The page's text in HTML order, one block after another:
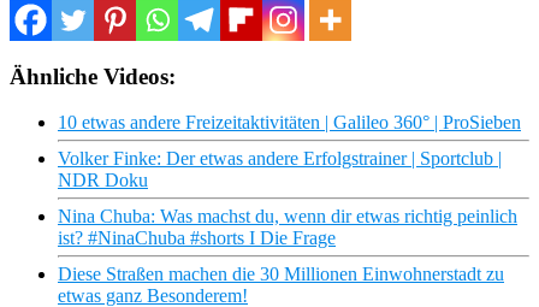
Ähnliche Videos:
10 etwas andere Freizeitaktivitäten | Galileo 360° | ProSieben
Volker Finke: Der etwas andere Erfolgstrainer | Sportclub |
NDR Doku
Nina Chuba: Was machst du, wenn dir etwas richtig peinlich
ist? #NinaChuba #shorts I Die Frage
Diese Straßen machen die 30 Millionen Einwohnerstadt zu
etwas ganz Besonderem!